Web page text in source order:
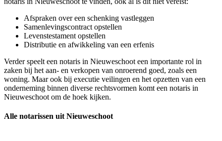
Afspraken over een schenking vastleggen
Samenlevingscontract opstellen
Levenstestament opstellen
Distributie en afwikkeling van een erfenis
Verder speelt een notaris in Nieuweschoot een importante rol in
zaken bij het aan- en verkopen van onroerend goed, zoals een
woning. Maar ook bij executie veilingen en het opzetten van een
onderneming binnen diverse rechtsvormen komt een notaris in
Nieuweschoot om de hoek kijken.
Alle notarissen uit Nieuweschoot